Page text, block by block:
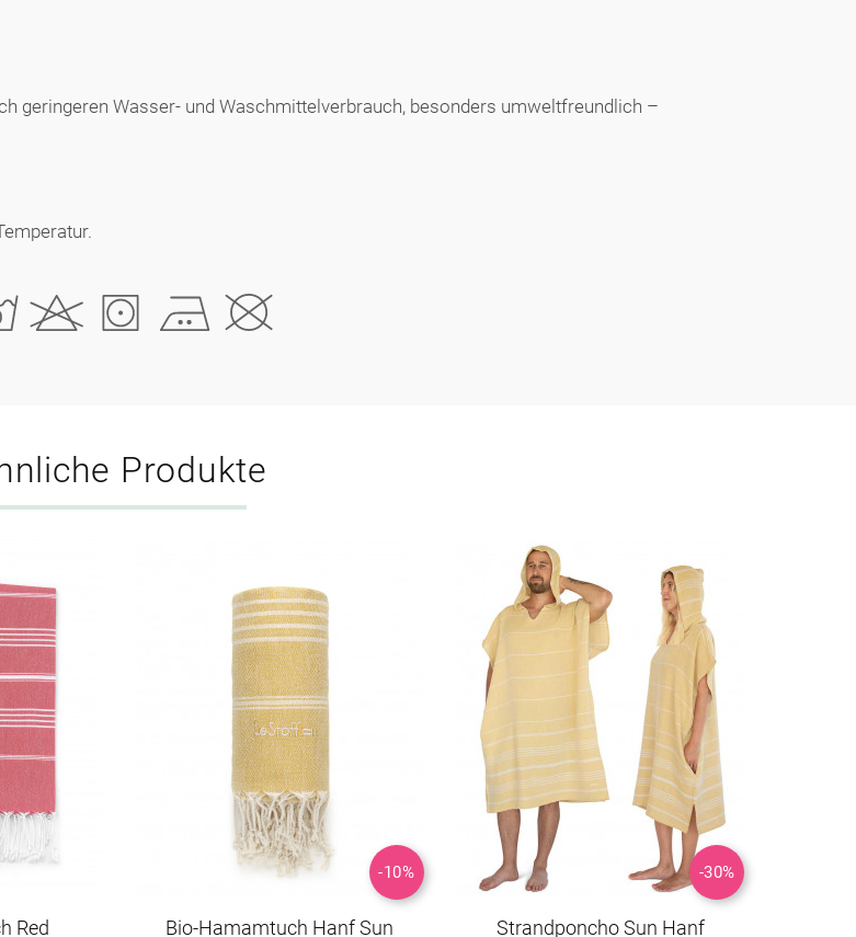
geringeren Wasser- und Waschmittelverbrauch, besonders umweltfreundlich –
Produkte
Red
-10%
Bio-Hamamtuch Hanf Sun
-30%
Strandponcho Sun Hanf